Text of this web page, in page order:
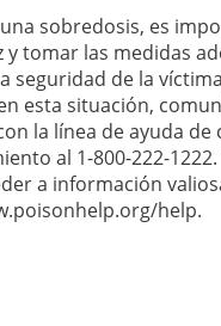
una sobredosis, es
y tomar las medidas
seguridad de la
esta situación,
la línea de ayuda de
al 1-800-222-
a información
help.